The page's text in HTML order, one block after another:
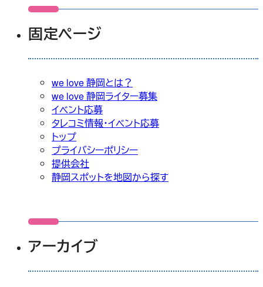
固定ページ
we love 静岡とは？
we love 静岡ライター募集
イベント応募
タレコミ情報・イベント応募
トップ
プライバシーポリシー
提供会社
静岡スポットを地図から探す
アーカイブ